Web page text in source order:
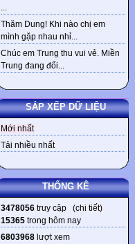
...
Thăm Dung! Khi nào chị em
mình gặp nhau nhỉ...
Chúc em Trung thu vui vẻ. Miền
Trung đang đối...
SẮP XẾP DỮ LIỆU
Mới nhất
Tải nhiều nhất
THỐNG KÊ
3478056 truy cập (chi tiết)
15365 trong hôm nay
6803968 lượt xem